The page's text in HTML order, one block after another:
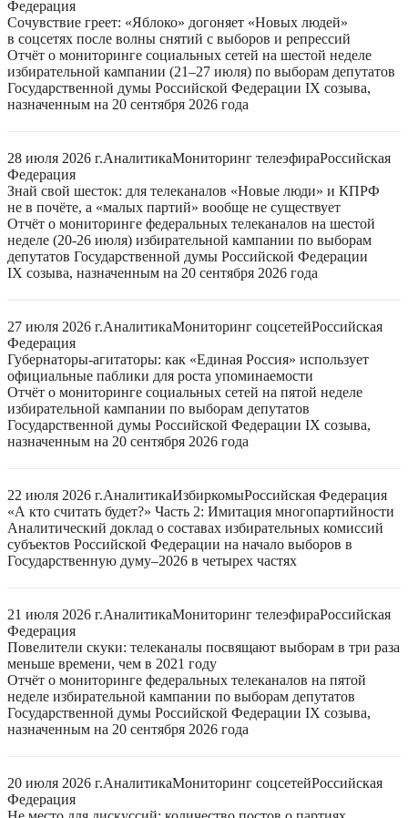
Федерация
Сочувствие греет: «Яблоко» догоняет «Новых людей»
в соцсетях после волны снятий с выборов и репрессий
Отчёт о мониторинге социальных сетей на шестой неделе
избирательной кампании (21–27 июля) по выборам депутатов
Государственной думы Российской Федерации IX созыва,
назначенным на 20 сентября 2026 года
28 июля 2026 г.АналитикаМониторинг телеэфираРоссийская
Федерация
Знай свой шесток: для телеканалов «Новые люди» и КПРФ
не в почёте, а «малых партий» вообще не существует
Отчёт о мониторинге федеральных телеканалов на шестой
неделе (20-26 июля) избирательной кампании по выборам
депутатов Государственной думы Российской Федерации
IX созыва, назначенным на 20 сентября 2026 года
27 июля 2026 г.АналитикаМониторинг соцсетейРоссийская
Федерация
Губернаторы-агитаторы: как «Единая Россия» использует
официальные паблики для роста упоминаемости
Отчёт о мониторинге социальных сетей на пятой неделе
избирательной кампании по выборам депутатов
Государственной думы Российской Федерации IX созыва,
назначенным на 20 сентября 2026 года
22 июля 2026 г.АналитикаИзбиркомыРоссийская Федерация
«А кто считать будет?» Часть 2: Имитация многопартийности
Аналитический доклад о составах избирательных комиссий
субъектов Российской Федерации на начало выборов в
Государственную думу–2026 в четырех частях
21 июля 2026 г.АналитикаМониторинг телеэфираРоссийская
Федерация
Повелители скуки: телеканалы посвящают выборам в три раза
меньше времени, чем в 2021 году
Отчёт о мониторинге федеральных телеканалов на пятой
неделе избирательной кампании по выборам депутатов
Государственной думы Российской Федерации IX созыва,
назначенным на 20 сентября 2026 года
20 июля 2026 г.АналитикаМониторинг соцсетейРоссийская
Федерация